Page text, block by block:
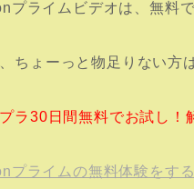
プライムビデオは、無料で
ちょーっと物足りない方
ラ30日間無料でお試し！
プライムの無料体験をする